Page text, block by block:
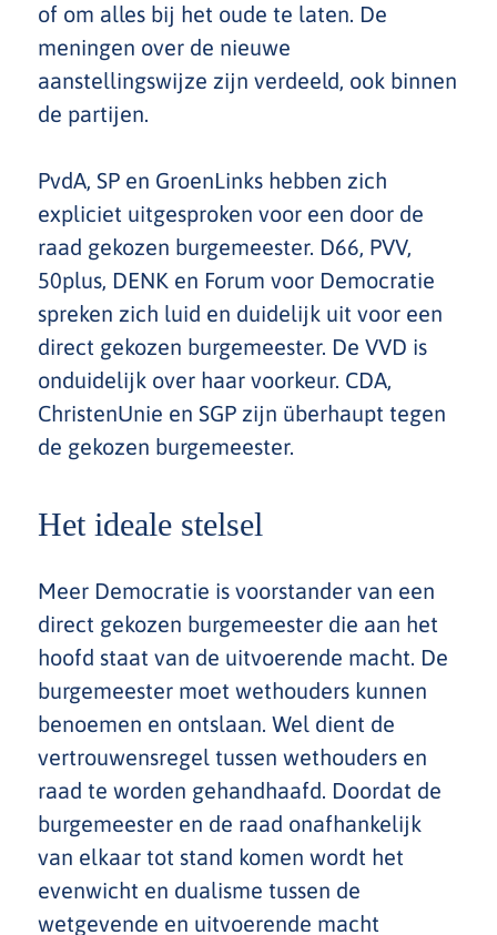
of om alles bij het oude te laten. De
meningen over de nieuwe
aanstellingswijze zijn verdeeld, ook binnen
de partijen.
PvdA, SP en GroenLinks hebben zich
expliciet uitgesproken voor een door de
raad gekozen burgemeester. D66, PVV,
50plus, DENK en Forum voor Democratie
spreken zich luid en duidelijk uit voor een
direct gekozen burgemeester. De VVD is
onduidelijk over haar voorkeur. CDA,
ChristenUnie en SGP zijn überhaupt tegen
de gekozen burgemeester.
Het ideale stelsel
Meer Democratie is voorstander van een
direct gekozen burgemeester die aan het
hoofd staat van de uitvoerende macht. De
burgemeester moet wethouders kunnen
benoemen en ontslaan. Wel dient de
vertrouwensregel tussen wethouders en
raad te worden gehandhaafd. Doordat de
burgemeester en de raad onafhankelijk
van elkaar tot stand komen wordt het
evenwicht en dualisme tussen de
wetgevende en uitvoerende macht